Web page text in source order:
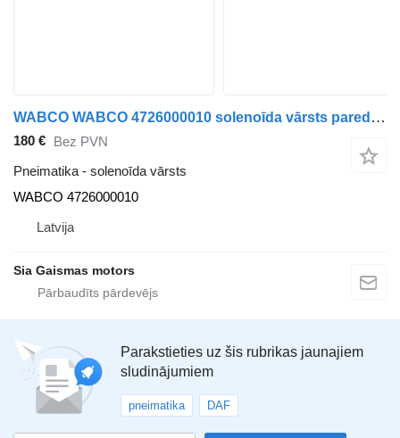
WABCO WABCO 4726000010 solenoīda vārsts paredzēts Mercedes-Benz 0404 autobusa
180 € Bez PVN
Pneimatika - solenoīda vārsts
WABCO 4726000010
Latvija
Sia Gaismas motors
Parakstieties uz šis rubrikas jaunajiem
sludinājumiem
pneimatika DAF